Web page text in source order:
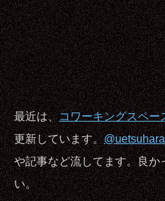
最近は、コワーキングスペー
更新しています。@uetsuhara
や記事など流してます。良か
い。